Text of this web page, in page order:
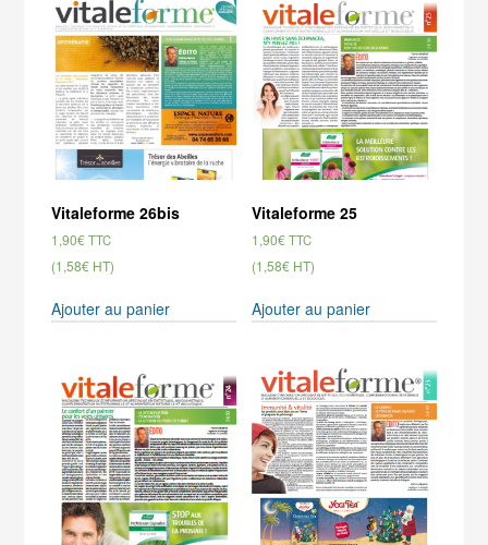
Vitaleforme 26bis
1,90€ TTC
(1,58€ HT)
Ajouter au panier
Vitaleforme 25
1,90€TTC
(1,58€ HT)
Ajouter au panier